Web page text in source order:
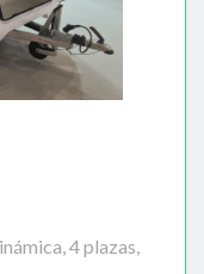
4 plazas,